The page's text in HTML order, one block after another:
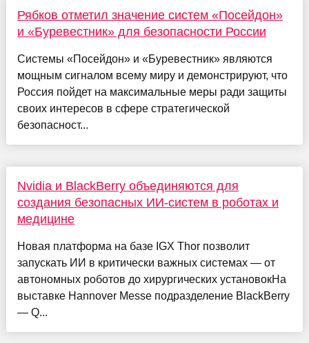
Рябков отметил значение систем «Посейдон»
и «Буревестник» для безопасности России
Системы «Посейдон» и «Буревестник» являются
мощным сигналом всему миру и демонстрируют, что
Россия пойдет на максимальные меры ради защиты
своих интересов в сфере стратегической
безопасност...
Nvidia и BlackBerry объединяются для
создания безопасных ИИ-систем в роботах и
медицине
Новая платформа на базе IGX Thor позволит
запускать ИИ в критически важных системах — от
автономных роботов до хирургических установокНа
выставке Hannover Messe подразделение BlackBerry
— Q...